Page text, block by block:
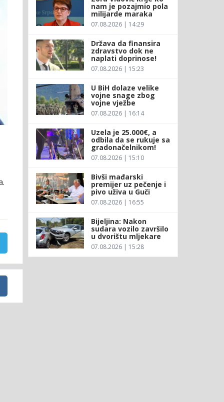
nam je pozajmio pola
milijarde maraka
07.08.2026 | 14:29
Država da finansira
zdravstvo dok ne
naplati doprinose!
07.08.2026 | 15:23
U BiH dolaze velike
vojne snage zbog
vojne vježbe
07.08.2026 | 16:14
Uzela je 25.000€, a
odbila da se rukuje sa
gradonačelnikom!
07.08.2026 | 15:10
Bivši mađarski
premijer uz pečenje i
pivo uživa u Guči
07.08.2026 | 16:55
Bijeljina: Nakon
sudara vozilo završilo
u dvorištu mljekare
07.08.2026 | 15:28